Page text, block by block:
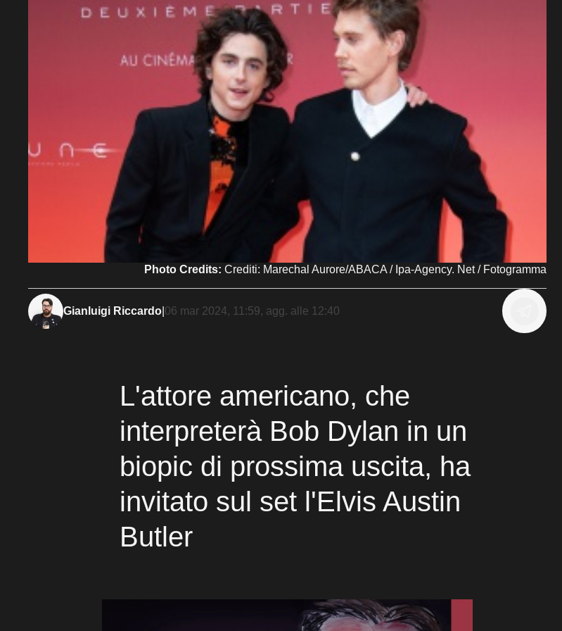
Photo Credits: Crediti: Marechal Aurore/ABACA / Ipa-Agency. Net / Fotogramma
Gianluigi Riccardo 06 mar 2024, 11:59, agg. alle 12:40
L'attore americano, che
interpreterà Bob Dylan in un
biopic di prossima uscita, ha
invitato sul set l'Elvis Austin
Butler